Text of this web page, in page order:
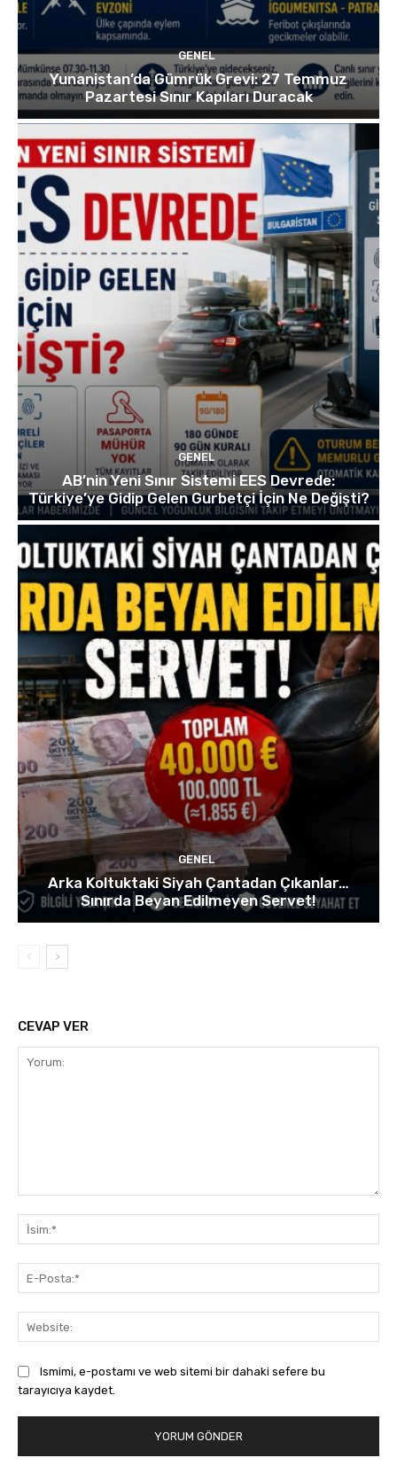
GENEL
Yunanistan’da Gümrük Grevi: 27 Temmuz
Pazartesi Sınır Kapıları Duracak
GENEL
AB’nin Yeni Sınır Sistemi EES Devrede:
Türkiye’ye Gidip Gelen Gurbetçi İçin Ne Değişti?
GENEL
Arka Koltuktaki Siyah Çantadan Çıkanlar…
Sınırda Beyan Edilmeyen Servet!
CEVAP VER
Ismimi, e-postamı ve web sitemi bir dahaki sefere bu
tarayıcıya kaydet.